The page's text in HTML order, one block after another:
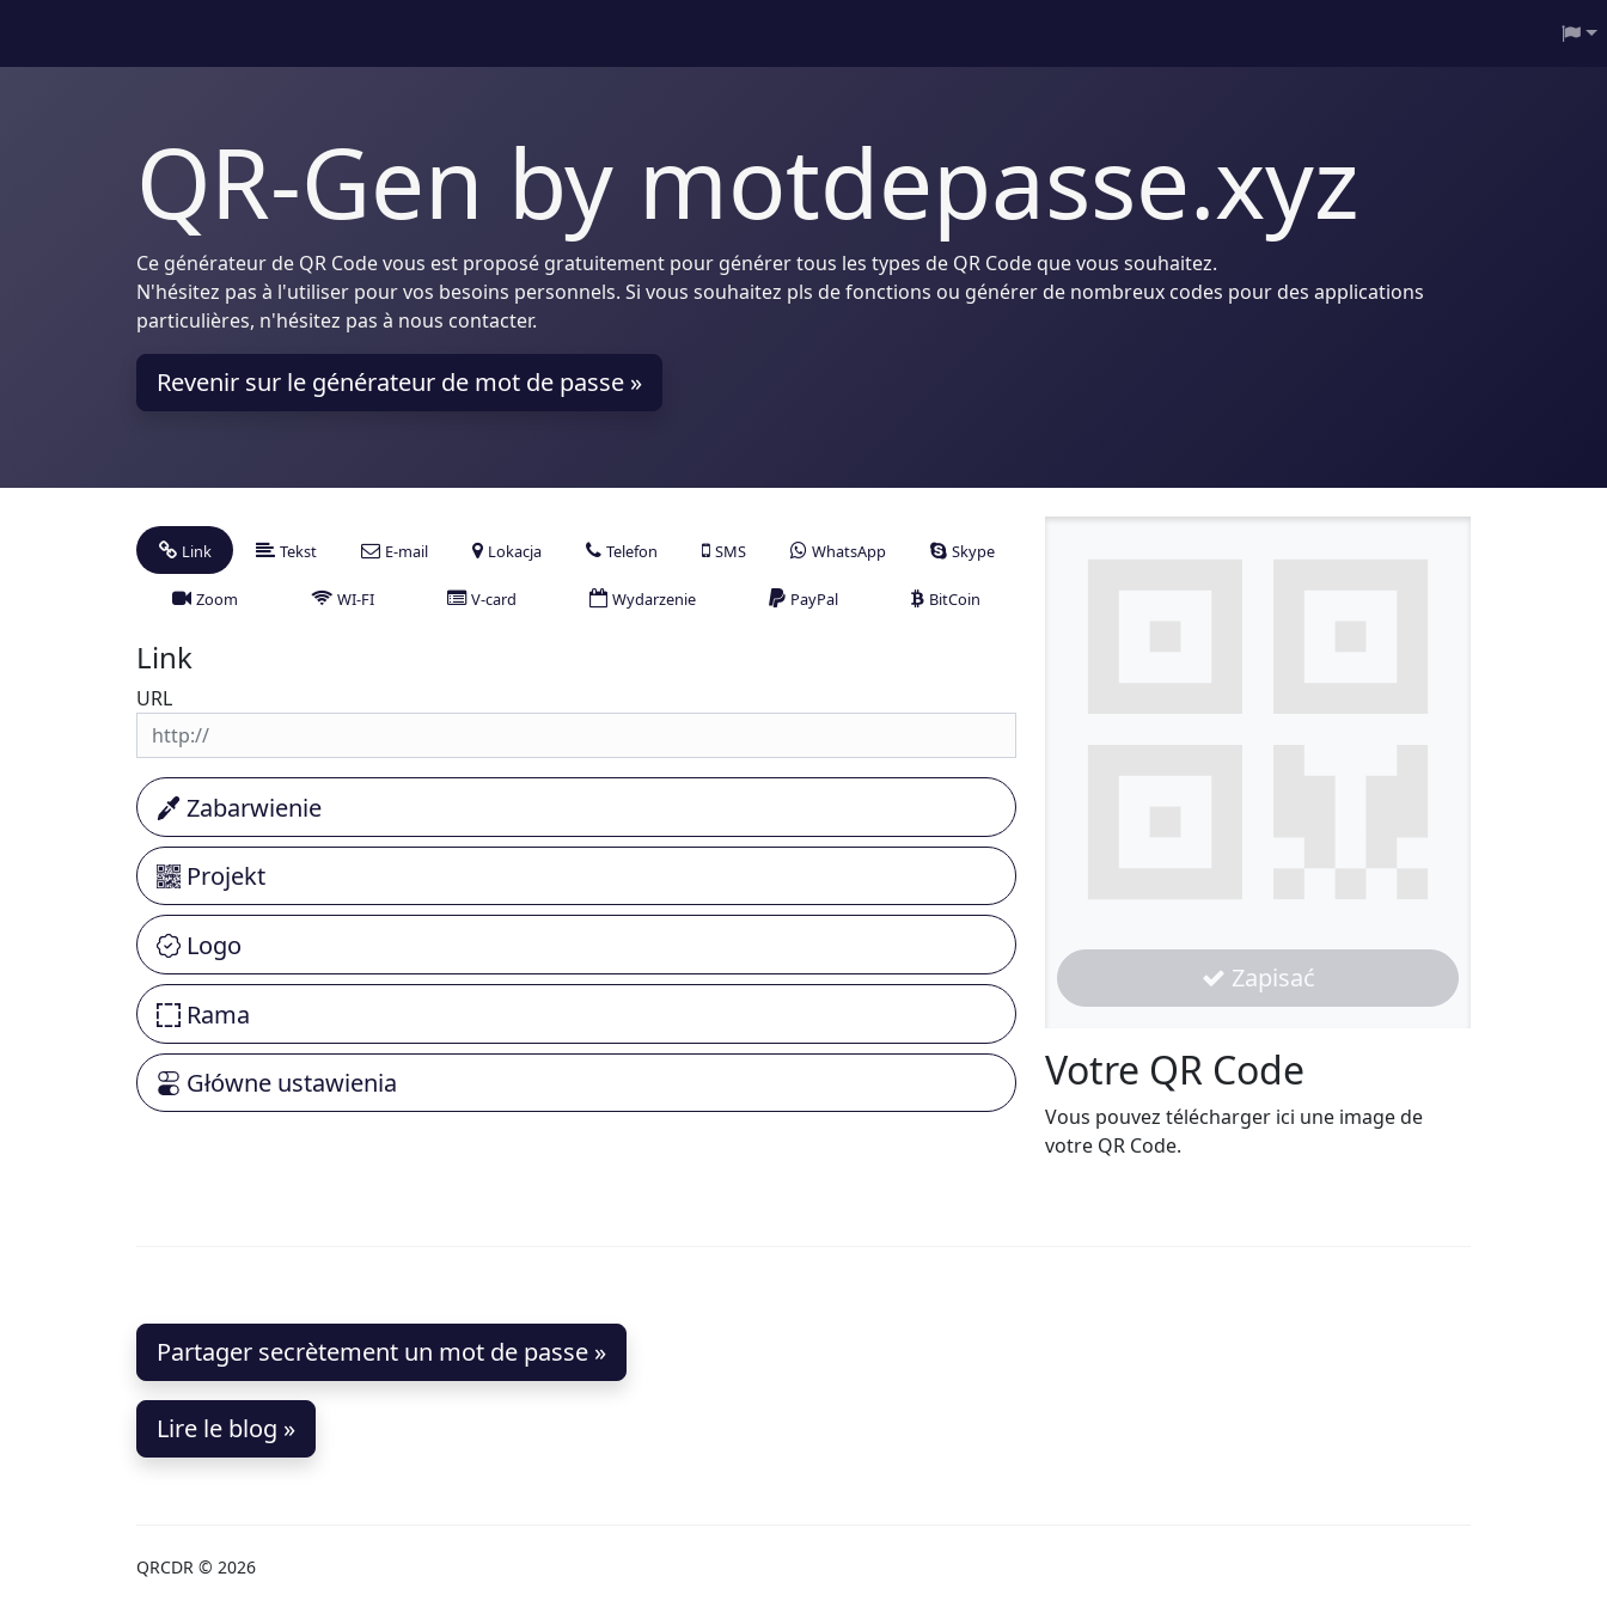
QR-Gen by motdepasse.xyz
Ce générateur de QR Code vous est proposé gratuitement pour générer tous les types de QR Code que vous souhaitez.
N'hésitez pas à l'utiliser pour vos besoins personnels. Si vous souhaitez pls de fonctions ou générer de nombreux codes pour des applications
particulières, n'hésitez pas à nous contacter.
Revenir sur le générateur de mot de passe »
Zapisać
Votre QR Code
Vous pouvez télécharger ici une image de
votre QR Code.
Link Tekst E-mail Lokacja Telefon SMS WhatsApp Skype
Zoom WI-FI V-card Wydarzenie PayPal BitCoin
Link
URL
Zabarwienie
Projekt
Logo
Rama
Główne ustawienia
Partager secrètement un mot de passe »
Lire le blog »
QRCDR © 2026